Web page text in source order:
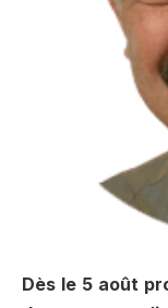
Dès le 5 août